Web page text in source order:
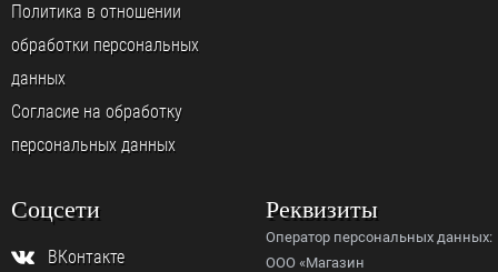
Политика в отношении
обработки персональных
данных
Согласие на обработку
персональных данных
Соцсети
ВКонтакте
Реквизиты
Оператор персональных данных:
ООО «Магазин